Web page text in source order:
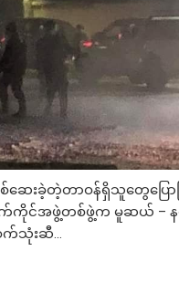
ေးခဲ့တဲ့တာဝန်ရှိသူတွေပြော
င်အဖွဲ့တစ်ဖွဲ့က မူဆယ် – နမ့်
က်သုံးဆီ…